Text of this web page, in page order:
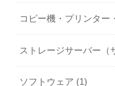
コピー機・プリンター
ストレージサーバー（
ソフトウェア (1)